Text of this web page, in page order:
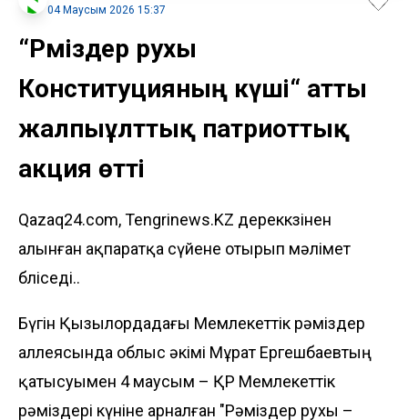
04 Маусым 2026 15:37
“Рәміздер рухы
Конституцияның күші“ атты
жалпыұлттық патриоттық
акция өтті
Qazaq24.com, Tengrinews.KZ дереккөзінен
алынған ақпаратқа сүйене отырып мәлімет
бөліседі..
Бүгін Қызылордадағы Мемлекеттік рәміздер
аллеясында облыс әкімі Мұрат Ергешбаевтың
қатысуымен 4 маусым – ҚР Мемлекеттік
рәміздері күніне арналған "Рәміздер рухы –